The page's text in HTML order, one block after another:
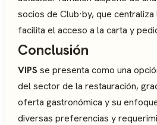
socios de Club·by, que
facilita el acceso a la carta y
Conclusión
VIPS se presenta como una
del sector de la restauración,
oferta gastronómica y su
diversas preferencias y